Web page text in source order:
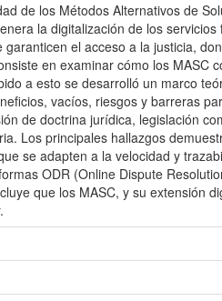
de los Métodos Alternativos de
la digitalización de los
el acceso a la justicia,
en examinar cómo los MASC
a esto se desarrolló un marco
vacíos, riesgos y barreras
de doctrina jurídica, legislación
Los principales hallazgos
se adapten a la velocidad y
ODR (Online Dispute
que los MASC, y su extensión